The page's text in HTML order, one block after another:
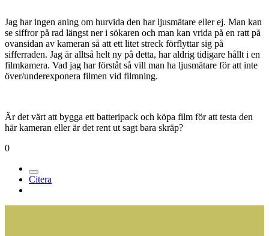
Jag har ingen aning om hurvida den har ljusmätare eller ej. Man kan
se siffror på rad längst ner i sökaren och man kan vrida på en ratt på
ovansidan av kameran så att ett litet streck förflyttar sig på
sifferraden. Jag är alltså helt ny på detta, har aldrig tidigare hållt i en
filmkamera. Vad jag har förståt så vill man ha ljusmätare för att inte
över/underexponera filmen vid filmning.
Är det värt att bygga ett batteripack och köpa film för att testa den
här kameran eller är det rent ut sagt bara skräp?
0
Citera